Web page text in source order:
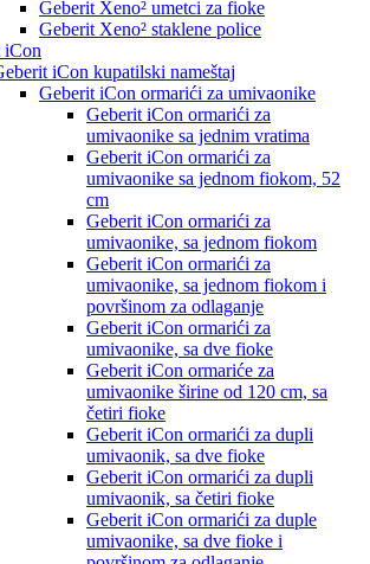
Geberit Xeno² umetci za fioke
Geberit Xeno² staklene police
iCon
iCon kupatilski nameštaj
Geberit iCon ormarići za umivaonike
Geberit iCon ormarići za
umivaonike sa jednim vratima
Geberit iCon ormarići za
umivaonike sa jednom fiokom, 52
cm
Geberit iCon ormarići za
umivaonike, sa jednom fiokom
Geberit iCon ormarići za
umivaonike, sa jednom fiokom i
površinom za odlaganje
Geberit iCon ormarići za
umivaonike, sa dve fioke
Geberit iCon ormariće za
umivaonike širine od 120 cm, sa
četiri fioke
Geberit iCon ormarići za dupli
umivaonik, sa dve fioke
Geberit iCon ormarići za dupli
umivaonik, sa četiri fioke
Geberit iCon ormarići za duple
umivaonike, sa dve fioke i